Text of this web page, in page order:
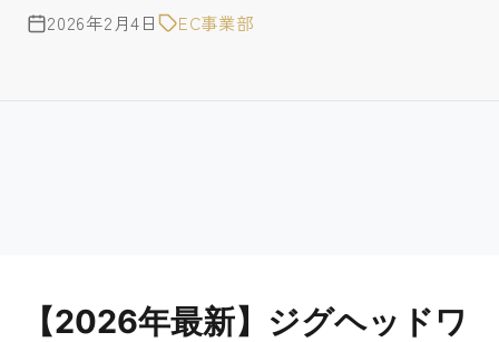
2026年2月4日 EC事業部
【2026年最新】ジグヘッドワ